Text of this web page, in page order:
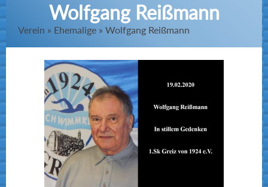
Wolfgang Reißmann
Verein » Ehemalige » Wolfgang Reißmann